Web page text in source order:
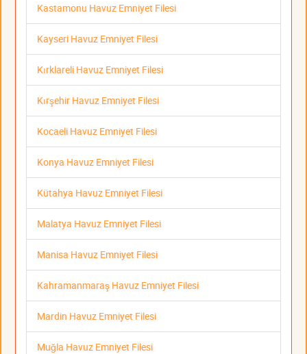
Kastamonu Havuz Emniyet Filesi
Kayseri Havuz Emniyet Filesi
Kırklareli Havuz Emniyet Filesi
Kırşehir Havuz Emniyet Filesi
Kocaeli Havuz Emniyet Filesi
Konya Havuz Emniyet Filesi
Kütahya Havuz Emniyet Filesi
Malatya Havuz Emniyet Filesi
Manisa Havuz Emniyet Filesi
Kahramanmaraş Havuz Emniyet Filesi
Mardin Havuz Emniyet Filesi
Muğla Havuz Emniyet Filesi